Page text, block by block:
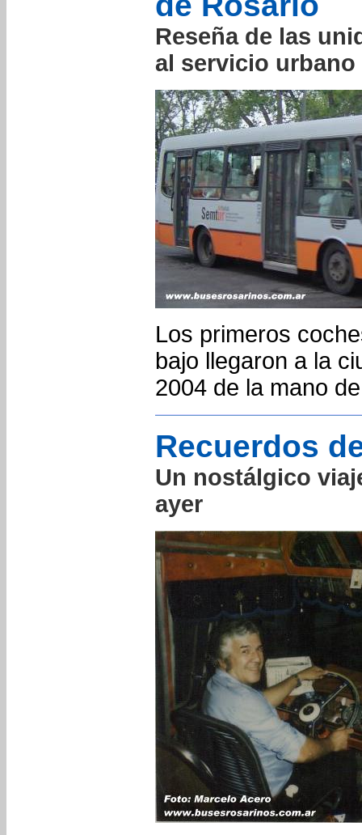
Reseña de las
al servicio urbano
Los primeros
bajo llegaron a la
2004 de la mano
Recuerdos
Un nostálgico
ayer